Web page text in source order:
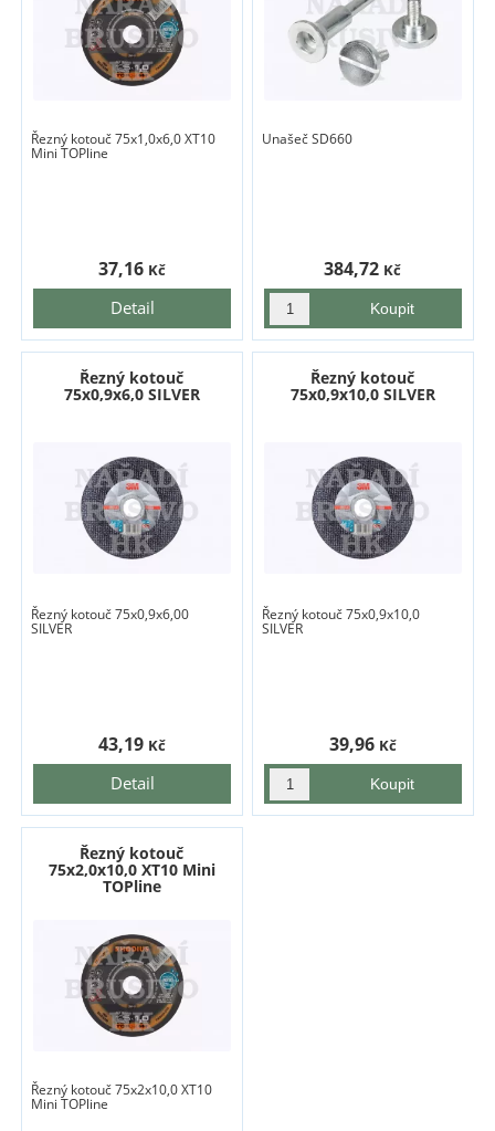
Řezný kotouč 75x1,0x6,0 XT10
Mini TOPline
Detail
37,16 Kč
Unašeč SD660
384,72 Kč
Řezný kotouč
75x0,9x6,0 SILVER
Řezný kotouč 75x0,9x6,00
SILVER
Detail
43,19 Kč
Řezný kotouč
75x0,9x10,0 SILVER
Řezný kotouč 75x0,9x10,0
SILVER
39,96 Kč
Řezný kotouč
75x2,0x10,0 XT10 Mini
TOPline
Řezný kotouč 75x2x10,0 XT10
Mini TOPline